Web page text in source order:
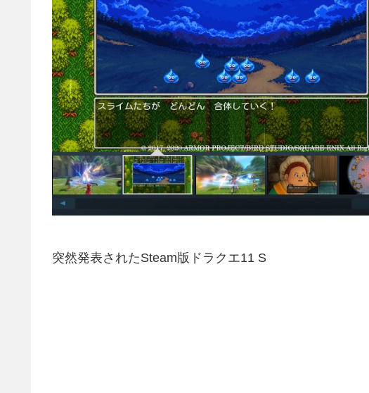
突然発表されたSteam版ドラクエ11 S